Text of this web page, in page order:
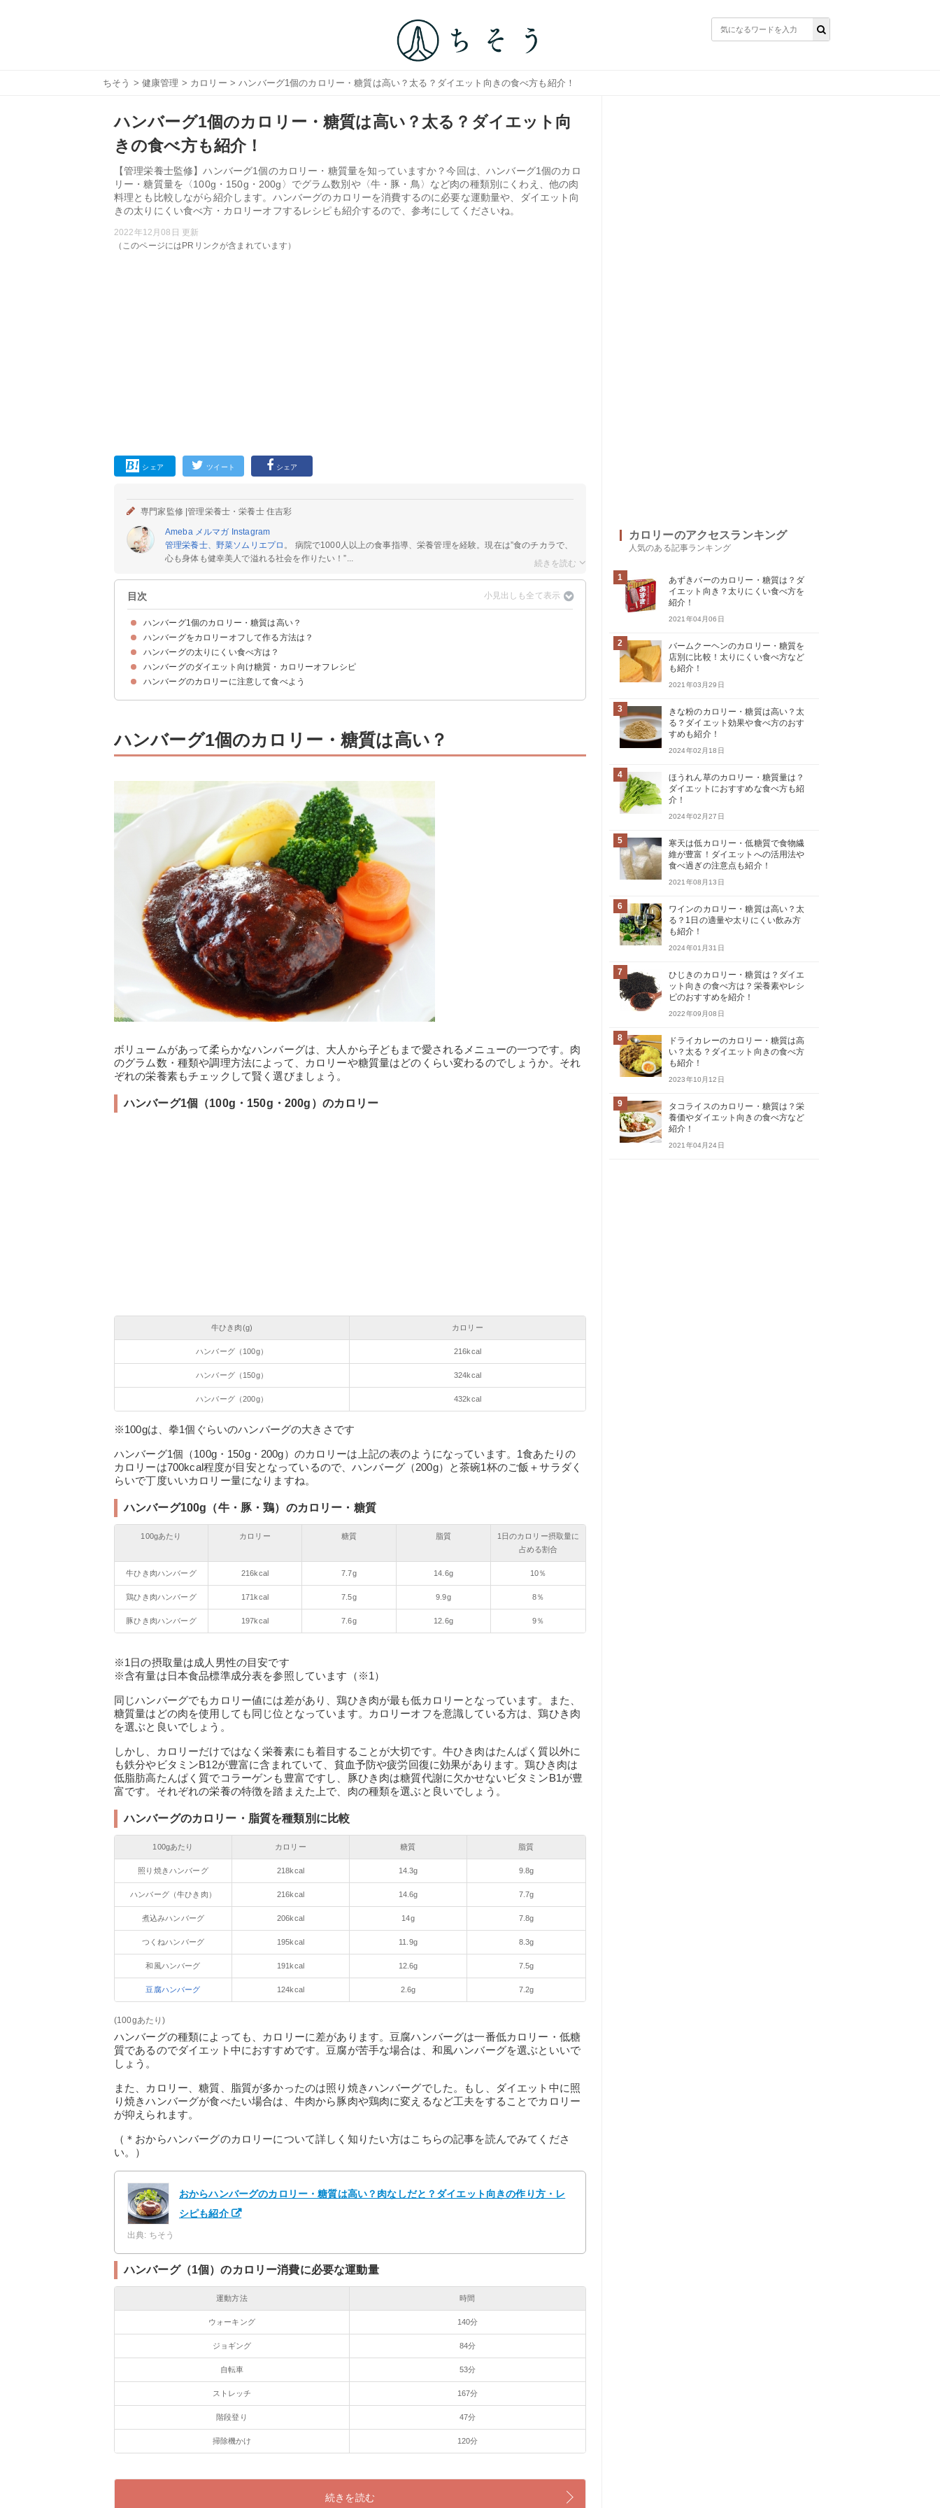
ちそう > 健康管理 > カロリー > ハンバーグ1個のカロリー・糖質は高い？太る？ダイエット向きの食べ方も紹介！
ハンバーグ1個のカロリー・糖質は高い？太る？ダイエット向
きの食べ方も紹介！
【管理栄養士監修】ハンバーグ1個のカロリー・糖質量を知っていますか？今回は、ハンバーグ1個のカロ
リー・糖質量を〈100g・150g・200g〉でグラム数別や〈牛・豚・鳥〉など肉の種類別にくわえ、他の肉
料理とも比較しながら紹介します。ハンバーグのカロリーを消費するのに必要な運動量や、ダイエット向
きの太りにくい食べ方・カロリーオフするレシピも紹介するので、参考にしてくださいね。
2022年12月08日 更新
（このページにはPRリンクが含まれています）
シェア ツイート シェア
専門家監修 |管理栄養士・栄養士 住吉彩
Ameba メルマガ Instagram
管理栄養士、野菜ソムリエプロ 。 病院で1000人以上の食事指導、栄養管理を経験。現在は”食のチカラで、
心も身体も健幸美人で溢れる社会を作りたい！”...
目次
ハンバーグ1個のカロリー・糖質は高い？
ハンバーグ1個（100g・150g・200g）のカロリー
ハンバーグ100g（牛・豚・鶏）のカロリー・糖質
ハンバーグのカロリー・脂質を種類別に比較
ハンバーグ（1個）のカロリー消費に必要な運動量
ハンバーグをカロリーオフして作る方法は？
①低カロリー・低脂質な肉を使用する
②ソースを減らす/かけない
③パン粉の代わりにおからパウダーを使用する
④パン粉の代わりに寒天を使用する
⑤ハンバーグの中に野菜をたっぷり加える
⑥肉の代わりに豆腐を加える
⑦玉ねぎを生のまま肉と混ぜる
ハンバーグの太りにくい食べ方は？
①夜に食べない
②よく噛んで食べる
③野菜を最初に食べる
④付け合わせを工夫する
ハンバーグのダイエット向け糖質・カロリーオフレシピ
①おから入りハンバーグ
②寒天パウダー入りハンバーグ
③高野豆腐入りハンバーグ
④野菜たっぷりハンバーグ
ハンバーグのカロリーに注意して食べよう
ハンバーグ1個のカロリー・糖質は高い？
ボリュームがあって柔らかなハンバーグは、大人から子どもまで愛されるメニューの一つです。肉
のグラム数・種類や調理方法によって、カロリーや糖質量はどのくらい変わるのでしょうか。それ
ぞれの栄養素もチェックして賢く選びましょう。
ハンバーグ1個（100g・150g・200g）のカロリー
牛ひき肉(g) カロリー
ハンバーグ（100g） 216kcal
ハンバーグ（150g） 324kcal
ハンバーグ（200g） 432kcal
※100gは、拳1個ぐらいのハンバーグの大きさです
ハンバーグ1個（100g・150g・200g）のカロリーは上記の表のようになっています。1食あたりの
カロリーは700kcal程度が目安となっているので、ハンバーグ（200g）と茶碗1杯のご飯＋サラダく
らいで丁度いいカロリー量になりますね。
ハンバーグ100g（牛・豚・鶏）のカロリー・糖質
100gあたり カロリー 糖質 脂質
1日のカロリー摂取量に
占める割合
牛ひき肉ハンバーグ 216kcal 7.7g 14.6g 10％
鶏ひき肉ハンバーグ 171kcal 7.5g 9.9g 8％
豚ひき肉ハンバーグ 197kcal 7.6g 12.6g 9％
※1日の摂取量は成人男性の目安です
※含有量は日本食品標準成分表を参照しています（※1）
同じハンバーグでもカロリー値には差があり、鶏ひき肉が最も低カロリーとなっています。また、
糖質量はどの肉を使用しても同じ位となっています。カロリーオフを意識している方は、鶏ひき肉
を選ぶと良いでしょう。
しかし、カロリーだけではなく栄養素にも着目することが大切です。牛ひき肉はたんぱく質以外に
も鉄分やビタミンB12が豊富に含まれていて、貧血予防や疲労回復に効果があります。鶏ひき肉は
低脂肪高たんぱく質でコラーゲンも豊富ですし、豚ひき肉は糖質代謝に欠かせないビタミンB1が豊
富です。それぞれの栄養の特徴を踏まえた上で、肉の種類を選ぶと良いでしょう。
ハンバーグのカロリー・脂質を種類別に比較
100gあたり カロリー 糖質 脂質
照り焼きハンバーグ 218kcal 14.3g 9.8g
ハンバーグ（牛ひき肉） 216kcal 14.6g 7.7g
煮込みハンバーグ 206kcal 14g 7.8g
つくねハンバーグ 195kcal 11.9g 8.3g
和風ハンバーグ 191kcal 12.6g 7.5g
豆腐ハンバーグ 124kcal 2.6g 7.2g
(100gあたり)
ハンバーグの種類によっても、カロリーに差があります。豆腐ハンバーグは一番低カロリー・低糖
質であるのでダイエット中におすすめです。豆腐が苦手な場合は、和風ハンバーグを選ぶといいで
しょう。
また、カロリー、糖質、脂質が多かったのは照り焼きハンバーグでした。もし、ダイエット中に照
り焼きハンバーグが食べたい場合は、牛肉から豚肉や鶏肉に変えるなど工夫をすることでカロリー
が抑えられます。
（＊おからハンバーグのカロリーについて詳しく知りたい方はこちらの記事を読んでみてくださ
い。）
おからハンバーグのカロリー・糖質は高い？肉なしだと？ダイエット向きの作り方・レ
シピも紹介
出典: ちそう
ハンバーグ（1個）のカロリー消費に必要な運動量
運動方法 時間
ウォーキング 140分
ジョギング 84分
自転車 53分
ストレッチ 167分
階段登り 47分
掃除機かけ 120分
続きを読む
カロリーのアクセスランキング
人気のある記事ランキング
1
あずきバーのカロリー・糖質は？ダ
イエット向き？太りにくい食べ方を
紹介！
2021年04月06日
2
バームクーヘンのカロリー・糖質を
店別に比較！太りにくい食べ方など
も紹介！
2021年03月29日
3
きな粉のカロリー・糖質は高い？太
る？ダイエット効果や食べ方のおす
すめも紹介！
2024年02月18日
4
ほうれん草のカロリー・糖質量は？
ダイエットにおすすめな食べ方も紹
介！
2024年02月27日
5
寒天は低カロリー・低糖質で食物繊
維が豊富！ダイエットへの活用法や
食べ過ぎの注意点も紹介！
2021年08月13日
6
ワインのカロリー・糖質は高い？太
る？1日の適量や太りにくい飲み方
も紹介！
2024年01月31日
7
ひじきのカロリー・糖質は？ダイエ
ット向きの食べ方は？栄養素やレシ
ピのおすすめを紹介！
2022年09月08日
8
ドライカレーのカロリー・糖質は高
い？太る？ダイエット向きの食べ方
も紹介！
2023年10月12日
9
タコライスのカロリー・糖質は？栄
養価やダイエット向きの食べ方など
紹介！
2021年04月24日